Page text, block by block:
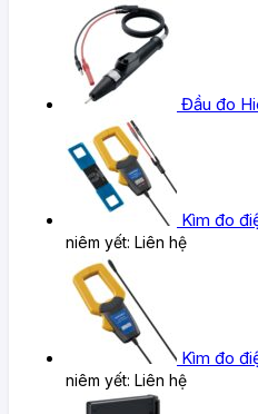
Đầu đo
Kìm đo
niêm yết: Liên hệ
Kìm đo
niêm yết: Liên hệ